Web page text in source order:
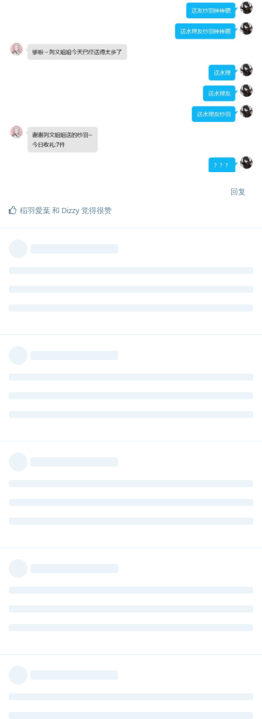
回复
稲羽愛葉和 Dizzy觉得很赞